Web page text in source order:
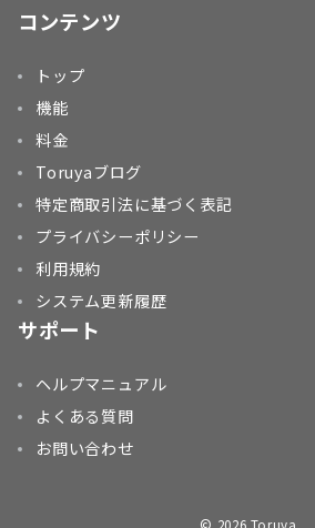
コンテンツ
トップ
機能
料金
Toruyaブログ
特定商取引法に基づく表記
プライバシーポリシー
利用規約
システム更新履歴
サポート
ヘルプマニュアル
よくある質問
お問い合わせ